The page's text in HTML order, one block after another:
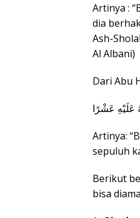
Artinya :
dia
Ash-
Al Albani)
Dari Abu
عَلَيْهِ عَشْرًا
Artinya:
sepuluh
Berikut
bisa